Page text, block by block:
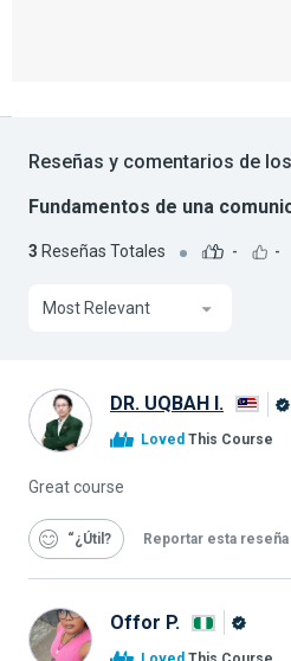
Reseñas y comentarios de
Fundamentos de una
3 Reseñas Totales - -
Most Relevant
DR. UQBAH I.
Loved This Course
Great course
“¿Útil Reportar esta reseña
Offor P.